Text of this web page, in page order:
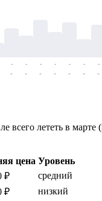
-
-
-
-
-
-
-
-
-
-
-
-
-
-
лететь в
цена Уровень
₽
средний
₽
низкий